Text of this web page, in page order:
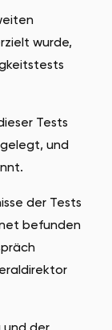
wurde,
Tests
und
der Tests
befunden